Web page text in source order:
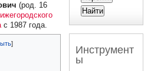
(род. 16
с 1987 года.
Инструмент
ы